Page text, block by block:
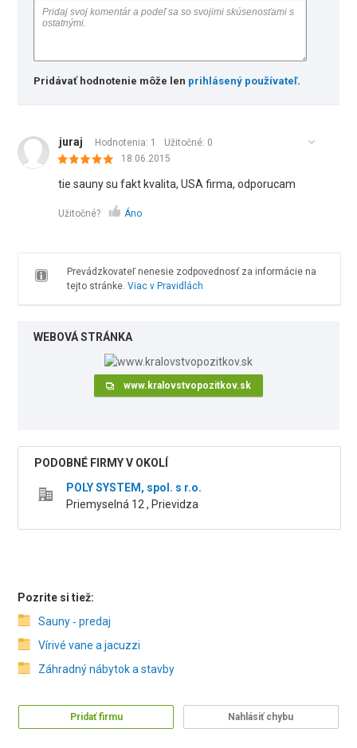
Pridávať hodnotenie môže len prihlásený používateľ.
juraj Hodnotenia: 1 Užitočné: 0
18.06.2015
tie sauny su fakt kvalita, USA firma, odporucam
Užitočné? Áno
Prevádzkovateľ nenesie zodpovednosť za informácie na
tejto stránke. Viac v Pravidlách
WEBOVÁ STRÁNKA
www.kralovstvopozitkov.sk
PODOBNÉ FIRMY V OKOLÍ
POLY SYSTEM, spol. s r.o.
Priemyselná 12 , Prievidza
Pozrite si tiež:
Sauny ‑ predaj
Vírivé vane a jacuzzi
Záhradný nábytok a stavby
Pridať firmu Nahlásiť chybu